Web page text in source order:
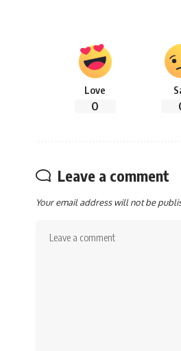
Love
0
Leave a comment
Your email address will not be